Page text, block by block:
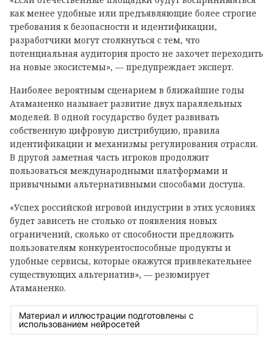
как менее удобные или предъявляющие более строгие
требования к безопасности и идентификации,
разработчики могут столкнуться с тем, что
потенциальная аудитория просто не захочет переходить
на новые экосистемы», — предупреждает эксперт.
Наиболее вероятным сценарием в ближайшие годы
Атаманенко называет развитие двух параллельных
моделей. В одной государство будет развивать
собственную цифровую дистрибуцию, правила
идентификации и механизмы регулирования отрасли.
В другой заметная часть игроков продолжит
пользоваться международными платформами и
привычными альтернативными способами доступа.
«Успех российской игровой индустрии в этих условиях
будет зависеть не столько от появления новых
ограничений, сколько от способности предложить
пользователям конкурентоспособные продукты и
удобные сервисы, которые окажутся привлекательнее
существующих альтернатив», — резюмирует
Атаманенко.
Материал и иллюстрации подготовлены с
использованием нейросетей